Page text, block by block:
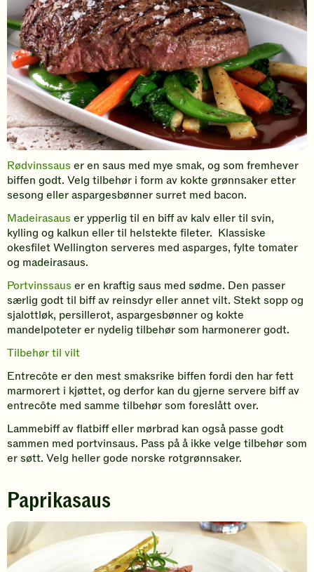
Rødvinssaus er en saus med mye smak, og som fremhever
biffen godt. Velg tilbehør i form av kokte grønnsaker etter
sesong eller aspargesbønner surret med bacon.
Madeirasaus er ypperlig til en biff av kalv eller til svin,
kylling og kalkun eller til helstekte fileter. Klassiske
okesfilet Wellington serveres med asparges, fylte tomater
og madeirasaus.
Portvinssaus er en kraftig saus med sødme. Den passer
særlig godt til biff av reinsdyr eller annet vilt. Stekt sopp og
sjalottløk, persillerot, aspargesbønner og kokte
mandelpoteter er nydelig tilbehør som harmonerer godt.
Tilbehør til vilt
Entrecôte er den mest smaksrike biffen fordi den har fett
marmorert i kjøttet, og derfor kan du gjerne servere biff av
entrecôte med samme tilbehør som foreslått over.
Lammebiff av flatbiff eller mørbrad kan også passe godt
sammen med portvinsaus. Pass på å ikke velge tilbehør som
er søtt. Velg heller gode norske rotgrønnsaker.
Paprikasaus